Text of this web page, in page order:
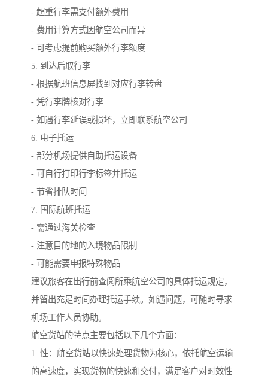
- 超重行李需支付额外费用
- 费用计算方式因航空公司而异
- 可考虑提前购买额外行李额度
5. 到达后取行李
- 根据航班信息屏找到对应行李转盘
- 凭行李牌核对行李
- 如遇行李延误或损坏，立即联系航空公司
6. 电子托运
- 部分机场提供自助托运设备
- 可自行打印行李标签并托运
- 节省排队时间
7. 国际航班托运
- 需通过海关检查
- 注意目的地的入境物品限制
- 可能需要申报特殊物品
建议旅客在出行前查阅所乘航空公司的具体托运规定，
并留出充足时间办理托运手续。如遇问题，可随时寻求
机场工作人员协助。
航空货站的特点主要包括以下几个方面：
1. 性：航空货站以快速处理货物为核心，依托航空运输
的高速度，实现货物的快速和交付，满足客户对时效性